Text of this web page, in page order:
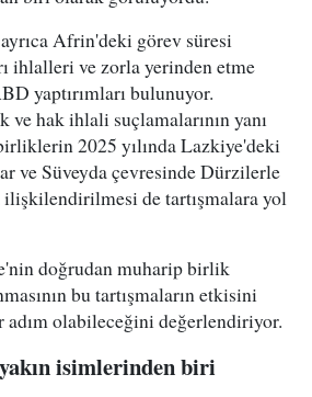
Afrin'deki görev süresi
ihlalleri ve zorla yerinden etme
yaptırımları bulunuyor.
hak ihlali suçlamalarının yanı
2025 yılında Lazkiye'deki
ve Süveyda çevresinde Dürzilerle
ilişkilendirilmesi de tartışmalara yol
doğrudan muharip birlik
bu tartışmaların etkisini
olabileceğini değerlendiriyor.
isimlerinden biri